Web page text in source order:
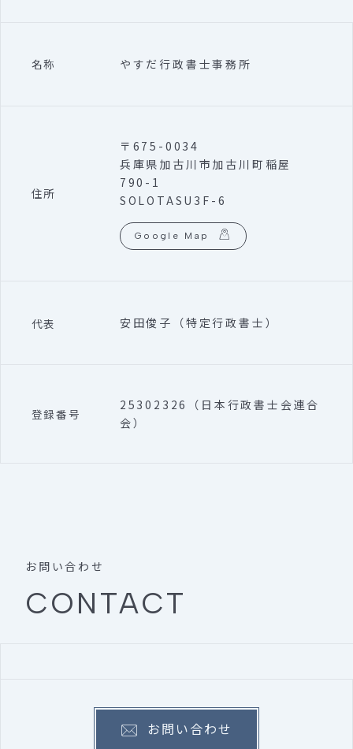
名称 やすだ行政書士事務所
住所
〒675-0034
兵庫県加古川市加古川町稲屋
790-1
SOLOTASU3F-6
Google Map
代表 安田俊子（特定行政書士）
登録番号
25302326（日本行政書士会連合
会）
お問い合わせ
CONTACT
お問い合わせ